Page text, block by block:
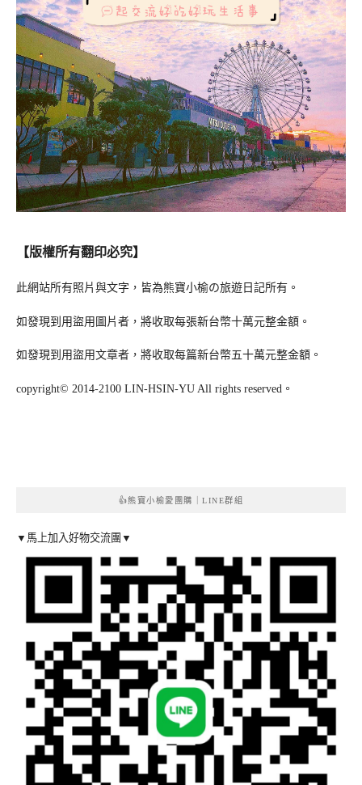
【版權所有翻印必究】
此網站所有照片與文字，皆為熊寶小榆の旅遊日記所有。
如發現到用盜用圖片者，將收取每張新台幣十萬元整金額。
如發現到用盜用文章者，將收取每篇新台幣五十萬元整金額。
copyright© 2014-2100 LIN-HSIN-YU All rights reserved。
👍熊寶小榆愛團購｜LINE群組
▼馬上加入好物交流團▼